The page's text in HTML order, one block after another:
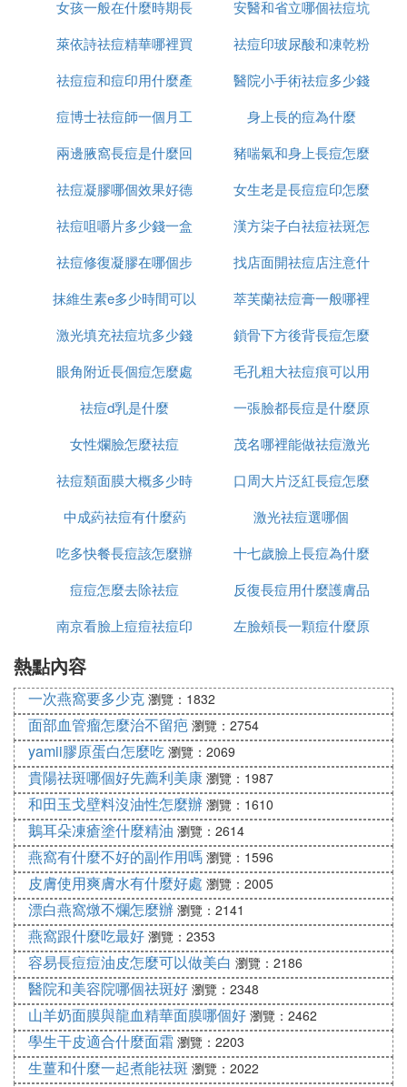
常6～12周。
(3)口服異維A酸 對於嚴重的痤瘡，口服異維A酸是標
准療法，也是目前治療痤瘡最有效的方法。療程以達
(4)抗雄激素治療 如口服避孕葯復方醋酸環丙孕酮
過高表現(如多毛、皮脂溢出等)或多囊卵巢綜合征。
遲發型痤瘡及月經期前痤瘡顯著加重的女性患者也可
考慮應用口服避孕葯。
遵循短期、小劑量、與其他方法聯合應用的原則。
還可考慮物理治療，如光動力療法(PDT)、果酸療
法、激光治療等。
3.痤瘡的分級治療
(1)1級 一般採用局部治療，首選外用維A酸類制劑。
必要時聯合口服抗生素。
(3)3級 常常需要聯合治療，口服抗生素聯合外用過氧
化苯甲醯和/或維A酸類葯物為首選。有指征的女性患
者也可考慮抗雄激素治療。
(4)4級 口服異維A酸是最有效的治療方法，可作為一
線治療。對於炎性丘疹和膿皰較多者，也可先系統應
用抗生素聯合外用過氧化苯甲醯，待皮損明顯改善後
再改用口服異維A酸序貫治療。
4.痤瘡的維持治療
無論採用何種治療方法，待皮損明顯消退以後均應繼
續維持治療，首選外用維A酸類葯物，維持治療6～1
2個月，必要時可聯合過氧化苯甲醯。
日常簡單去痘痘的方法
1、沖服薏仁粉
薏米，也是薏仁，有著非常好的美白肌膚，幫助清除
痘痘的功效，而且薏米是可入葯、亦可食用，美眉們
在各大超市和葯店都能買到。將薏米磨成粉末狀，然
印
女孩一般在什麼時期長
痘
安醫和省立哪個祛痘坑
痘印好
萊依詩祛痘精華哪裡買
祛痘印玻尿酸和凍乾粉
哪個好
祛痘痘和痘印用什麼產
品
醫院小手術祛痘多少錢
一次
痘博士祛痘師一個月工
資多少
身上長的痘為什麼
兩邊腋窩長痘是什麼回
事
豬喘氣和身上長痘怎麼
治療
祛痘凝膠哪個效果好德
國
女生老是長痘痘印怎麼
辦
祛痘咀嚼片多少錢一盒
漢方柒子白祛痘祛斑怎
麼樣
祛痘修復凝膠在哪個步
驟使用
找店面開祛痘店注意什
麼
抹維生素e多少時間可以
祛痘坑
萃芙蘭祛痘膏一般哪裡
有賣
激光填充祛痘坑多少錢
鎖骨下方後背長痘怎麼
消除
眼角附近長個痘怎麼處
理
毛孔粗大祛痘痕可以用
什麼
祛痘d乳是什麼
一張臉都長痘是什麼原
因
女性爛臉怎麼祛痘
茂名哪裡能做祛痘激光
祛痘類面膜大概多少時
間用一次
口周大片泛紅長痘怎麼
辦
中成葯祛痘有什麼葯
激光祛痘選哪個
吃多快餐長痘該怎麼辦
十七歲臉上長痘為什麼
痘痘怎麼去除祛痘
反復長痘用什麼護膚品
祛痘
南京看臉上痘痘祛痘印
左臉頰長一顆痘什麼原
熱點內容
一次燕窩要多少克 瀏覽：1832
面部血管瘤怎麼治不留疤 瀏覽：2754
yamii膠原蛋白怎麼吃 瀏覽：2069
貴陽祛斑哪個好先薦利美康 瀏覽：1987
和田玉戈壁料沒油性怎麼辦 瀏覽：1610
鵝耳朵凍瘡塗什麼精油 瀏覽：2614
燕窩有什麼不好的副作用嗎 瀏覽：1596
皮膚使用爽膚水有什麼好處 瀏覽：2005
漂白燕窩燉不爛怎麼辦 瀏覽：2141
燕窩跟什麼吃最好 瀏覽：2353
容易長痘痘油皮怎麼可以做美白 瀏覽：2186
醫院和美容院哪個祛斑好 瀏覽：2348
山羊奶面膜與龍血精華面膜哪個好 瀏覽：2462
學生干皮適合什麼面霜 瀏覽：2203
生薑和什麼一起煮能祛斑 瀏覽：2022